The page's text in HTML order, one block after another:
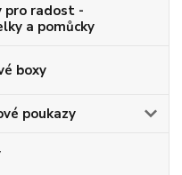
pro radost -
a pomůcky
boxy
poukazy